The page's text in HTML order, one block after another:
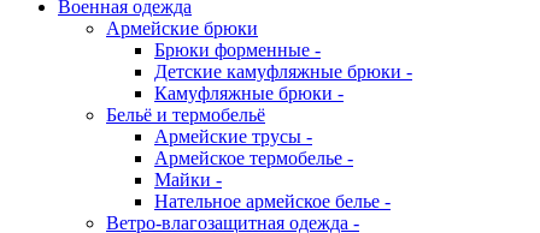
Военная одежда
Армейские брюки
Брюки форменные -
Детские камуфляжные брюки -
Камуфляжные брюки -
Бельё и термобельё
Армейские трусы -
Армейское термобелье -
Майки -
Нательное армейское белье -
Ветро-влагозащитная одежда -